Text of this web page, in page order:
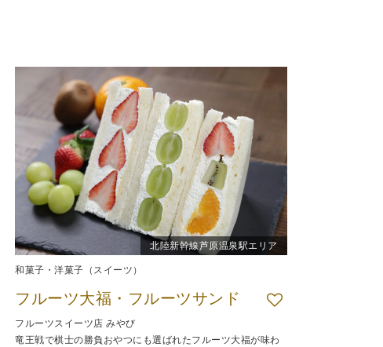
北陸新幹線芦原温泉駅エリア
和菓子・洋菓子（スイーツ）
フルーツ大福・フルーツサンド
フルーツスイーツ店 みやび
竜王戦で棋士の勝負おやつにも選ばれたフルーツ大福が味わ